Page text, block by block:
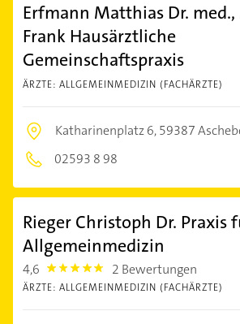
Erfmann Matthias Dr.
Frank Hausärztliche
Gemeinschaftspraxis
ÄRZTE: ALLGEMEINMEDIZIN (FACHÄRZTE)
Katharinenplatz 6,59387
02593 8 98
Rieger Christoph Dr. Praxis
Allgemeinmedizin
4,6 4.6 2 Bewertungen
ÄRZTE: ALLGEMEINMEDIZIN (FACHÄRZTE)